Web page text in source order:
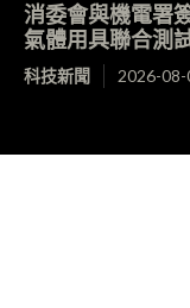
消委會與機電署
氣體用具聯合測
科技新聞 2026-08-